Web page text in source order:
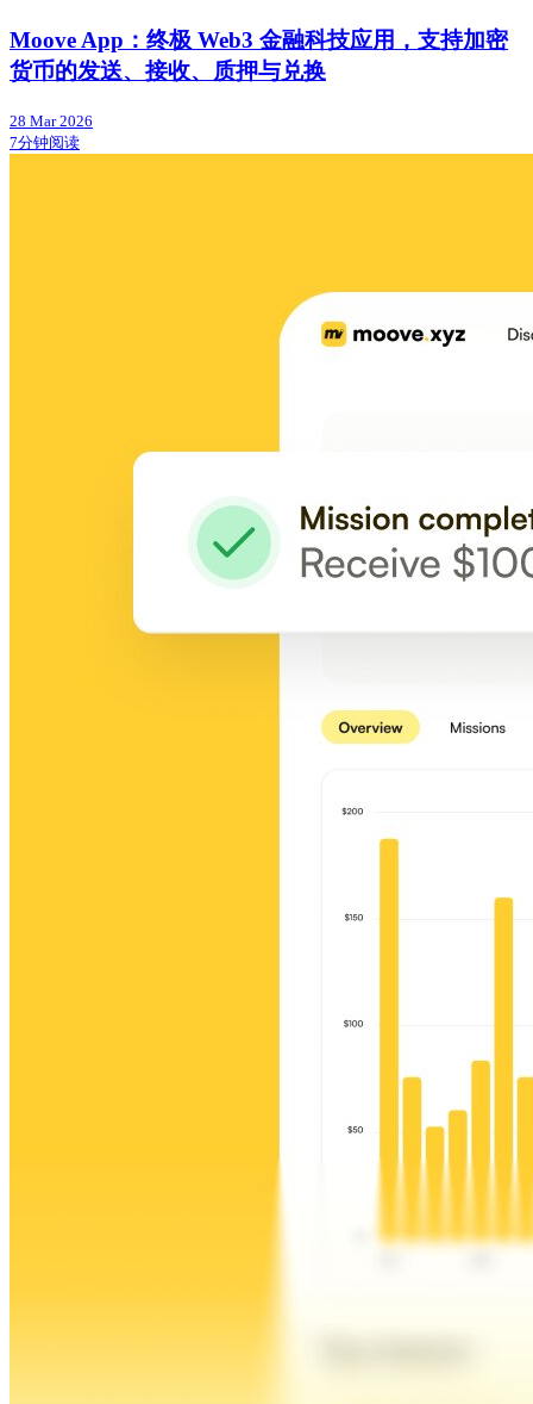
Moove App：终极 Web3 金融科技应用，支持加密
货币的发送、接收、质押与兑换
28 Mar 2026
7分钟阅读